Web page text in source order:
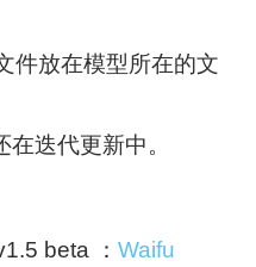
件放在模型所在的文
迭代更新中。
beta ： Waifu